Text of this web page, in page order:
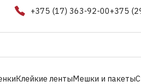
+375 (17) 363-92-00+375
Клейкие лентыМешки и пакеты